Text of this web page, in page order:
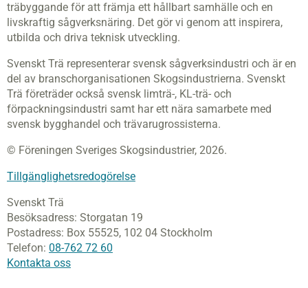
träbyggande för att främja ett hållbart samhälle och en
livskraftig sågverksnäring. Det gör vi genom att inspirera,
utbilda och driva teknisk utveckling.
Svenskt Trä representerar svensk sågverksindustri och är en
del av branschorganisationen Skogsindustrierna. Svenskt
Trä företräder också svensk limträ-, KL-trä- och
förpackningsindustri samt har ett nära samarbete med
svensk bygghandel och trävarugrossisterna.
© Föreningen Sveriges Skogsindustrier, 2026.
Tillgänglighetsredogörelse
Svenskt Trä
Besöksadress: Storgatan 19
Postadress: Box 55525, 102 04 Stockholm
Telefon: 08-762 72 60
Kontakta oss